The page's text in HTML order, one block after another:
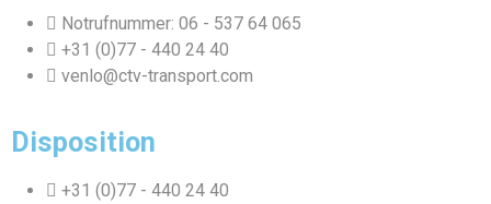
Notrufnummer: 06 - 537 64 065
+31 (0)77 - 440 24 40
venlo@ctv-transport.com
Disposition
+31 (0)77 - 440 24 40